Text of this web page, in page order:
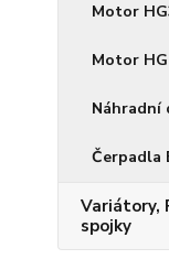
Motor
Motor HG
Náhradní
Čerpadla
Variátory,
spojky